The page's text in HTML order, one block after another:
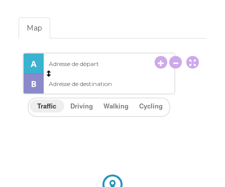
Map
Traffic Driving Walking Cycling